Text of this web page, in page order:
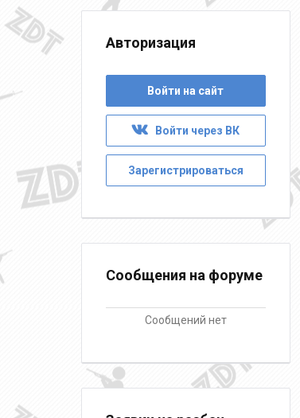
Авторизация
Войти на сайт
Войти через ВК
Зарегистрироваться
Сообщения на форуме
Сообщений нет